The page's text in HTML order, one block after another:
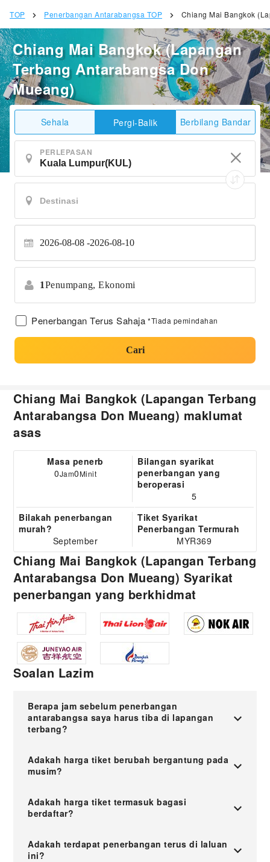
TOP Penerbangan Antarabangsa TOP Chiang Mai Bangkok
Chiang Mai Bangkok (Lapangan
Terbang Antarabangsa Don
Mueang)
Sehala Pergi-Balik Berbilang Bandar
PERLEPASAN
2026-08-08 2026-08-10
1Penumpang, Ekonomi
Penerbangan Terus Sahaja *Tiada pemindahan
Cari
Chiang Mai Bangkok (Lapangan Terbang
Antarabangsa Don Mueang) maklumat
asas
Masa penerb
0Jam0Minit
Bilangan syarikat
penerbangan yang
beroperasi
5
Bilakah penerbangan
murah?
September
Tiket Syarikat
Penerbangan Termurah
MYR369
Chiang Mai Bangkok (Lapangan Terbang
Antarabangsa Don Mueang) Syarikat
penerbangan yang berkhidmat
Soalan Lazim
Berapa jam sebelum penerbangan
antarabangsa saya harus tiba di lapangan
terbang?
Adakah harga tiket berubah bergantung pada
musim?
Adakah harga tiket termasuk bagasi
berdaftar?
Adakah terdapat penerbangan terus di laluan
ini?